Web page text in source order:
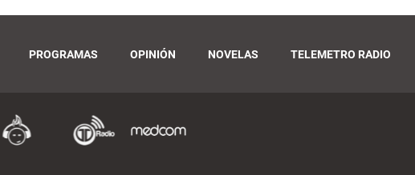
PROGRAMAS OPINIÓN NOVELAS TELEMETRO RADIO